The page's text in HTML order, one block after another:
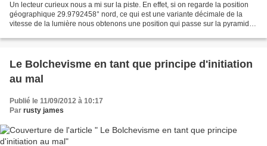
Un lecteur curieux nous a mi sur la piste. En effet, si on regarde la position
géographique 29.9792458° nord, ce qui est une variante décimale de la
vitesse de la lumière nous obtenons une position qui passe sur la pyramide
Le Bolchevisme en tant que principe d'initiation
au mal
Publié le 11/09/2012 à 10:17
Par rusty james